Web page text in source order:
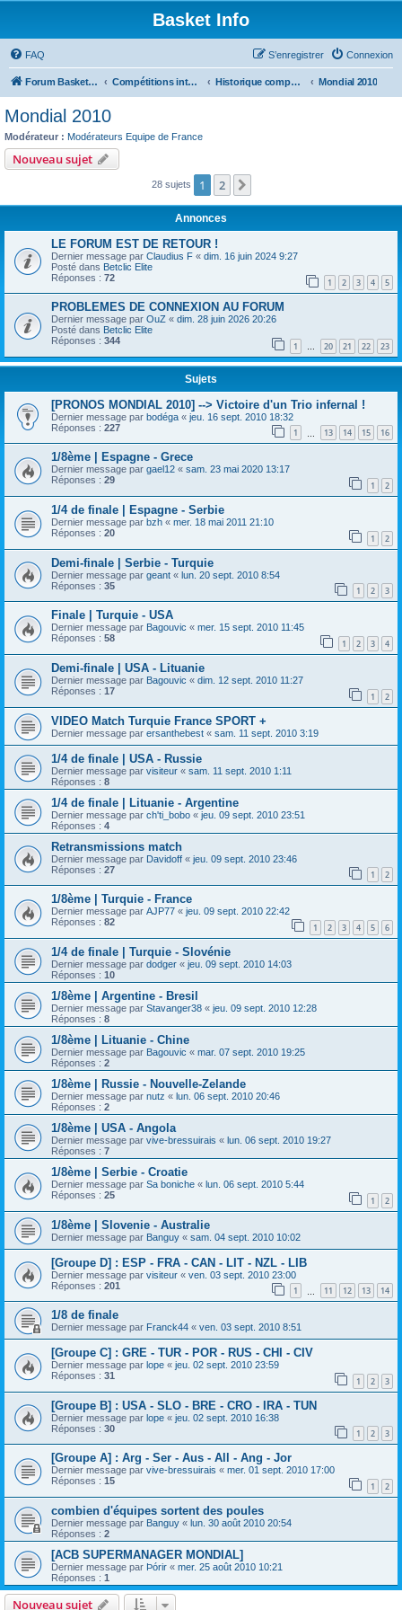
Basket Info
FAQ Connexion
S’enregistrer
Forum Basket Info Compétitions internationales Historique compétitions Mondial 2010
Mondial 2010
Modérateur : Modérateurs Equipe de France
Nouveau sujet
28 sujets 1 2
Annonces
LE FORUM EST DE RETOUR !
Dernier message par Claudius F « dim. 16 juin 2024 9:27
Posté dans Betclic Elite
Réponses : 72 1 2 3 4 5
PROBLEMES DE CONNEXION AU FORUM
Dernier message par OuZ « dim. 28 juin 2026 20:26
Posté dans Betclic Elite
Réponses : 344 1 … 20 21 22 23
Sujets
[PRONOS MONDIAL 2010] --> Victoire d'un Trio infernal !
Dernier message par bodéga « jeu. 16 sept. 2010 18:32
Réponses : 227 1 13 14 15 16
1/8ème | Espagne - Grece
Dernier message par gael12 « sam. 23 mai 2020 13:17
Réponses : 29 1 2
1/4 de finale | Espagne - Serbie
Dernier message par bzh « mer. 18 mai 2011 21:10
Réponses : 20 1 2
Demi-finale | Serbie - Turquie
Dernier message par geant « lun. 20 sept. 2010 8:54
Réponses : 35 1 2 3
Finale | Turquie - USA
Dernier message par Bagouvic « mer. 15 sept. 2010 11:45
Réponses : 58 1 2 3 4
Demi-finale | USA - Lituanie
Dernier message par Bagouvic « dim. 12 sept. 2010 11:27
Réponses : 17 1 2
VIDEO Match Turquie France SPORT +
Dernier message par ersanthebest « sam. 11 sept. 2010 3:19
1/4 de finale | USA - Russie
Dernier message par visiteur « sam. 11 sept. 2010 1:11
Réponses : 8
1/4 de finale | Lituanie - Argentine
Dernier message par ch'ti_bobo « jeu. 09 sept. 2010 23:51
Réponses : 4
Retransmissions match
Dernier message par Davidoff « jeu. 09 sept. 2010 23:46
Réponses : 27 1 2
1/8ème | Turquie - France
Dernier message par AJP77 « jeu. 09 sept. 2010 22:42
Réponses : 82 1 2 3 4 5 6
1/4 de finale | Turquie - Slovénie
Dernier message par dodger « jeu. 09 sept. 2010 14:03
Réponses : 10
1/8ème | Argentine - Bresil
Dernier message par Stavanger38 « jeu. 09 sept. 2010 12:28
Réponses : 8
1/8ème | Lituanie - Chine
Dernier message par Bagouvic « mar. 07 sept. 2010 19:25
Réponses : 2
1/8ème | Russie - Nouvelle-Zelande
Dernier message par nutz « lun. 06 sept. 2010 20:46
Réponses : 2
1/8ème | USA - Angola
Dernier message par vive-bressuirais « lun. 06 sept. 2010 19:27
Réponses : 7
1/8ème | Serbie - Croatie
Dernier message par Sa boniche « lun. 06 sept. 2010 5:44
Réponses : 25 1 2
1/8ème | Slovenie - Australie
Dernier message par Banguy « sam. 04 sept. 2010 10:02
[Groupe D] : ESP - FRA - CAN - LIT - NZL - LIB
Dernier message par visiteur « ven. 03 sept. 2010 23:00
Réponses : 201 1 11 12 13 14
1/8 de finale
Dernier message par Franck44 « ven. 03 sept. 2010 8:51
[Groupe C] : GRE - TUR - POR - RUS - CHI - CIV
Dernier message par lope « jeu. 02 sept. 2010 23:59
Réponses : 31 1 2 3
[Groupe B] : USA - SLO - BRE - CRO - IRA - TUN
Dernier message par lope « jeu. 02 sept. 2010 16:38
Réponses : 30 1 2 3
[Groupe A] : Arg - Ser - Aus - All - Ang - Jor
Dernier message par vive-bressuirais « mer. 01 sept. 2010 17:00
Réponses : 15 1 2
combien d'équipes sortent des poules
Dernier message par Banguy « lun. 30 août 2010 20:54
Réponses : 2
[ACB SUPERMANAGER MONDIAL]
Dernier message par Þórir « mer. 25 août 2010 10:21
Réponses : 1
Nouveau sujet